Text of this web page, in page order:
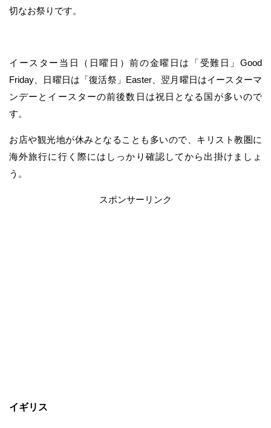
切なお祭りです。
イースター当日（日曜日）前の金曜日は「受難日」Good
Friday、日曜日は「復活祭」Easter、翌月曜日はイースターマ
ンデーとイースターの前後数日は祝日となる国が多いので
す。
お店や観光地が休みとなることも多いので、キリスト教圏に
海外旅行に行く際にはしっかり確認してから出掛けましょ
う。
スポンサーリンク
イギリス